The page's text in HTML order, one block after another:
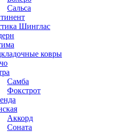
Сальса
Шинглас
ковры
Самба
Фокстрот
Аккорд
Соната